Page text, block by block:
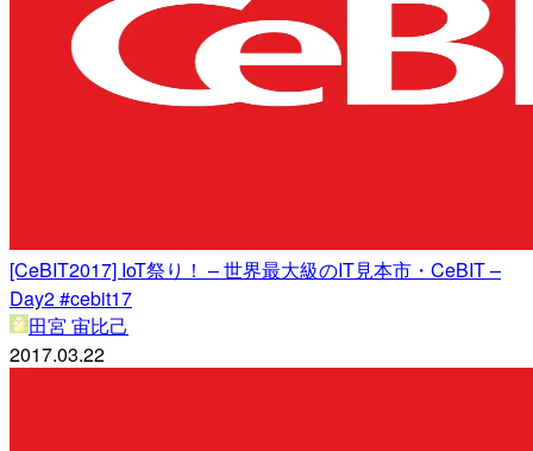
[CeBIT2017] IoT祭り！ – 世界最大級のIT見本市・CeBIT –
Day2 #cebit17
田宮 宙比己
2017.03.22